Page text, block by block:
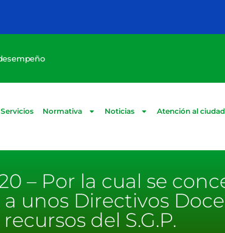
Normativa Noticias Atención al
– Por la cual se
unos Directivos
recursos del S.G.P.